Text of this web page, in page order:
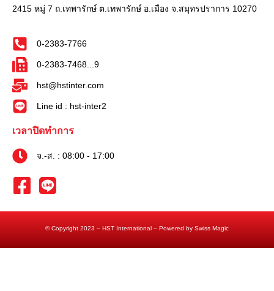
2415 หมู่ 7 ถ.เทพารักษ์ ต.เทพารักษ์ อ.เมือง จ.สมุทรปราการ 10270
0-2383-7766
0-2383-7468...9
hst@hstinter.com
Line id : hst-inter2
เวลาปิดทำการ
จ.-ส. : 08:00 - 17:00
© Copyright 2023 – HST International – Powered by Swiss Magic